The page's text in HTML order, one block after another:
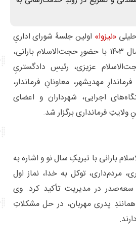
«نیزوا» اولین جلسۀ شورای اداریِ
شهرستانِ مهدیشهر در سال ۱۴۰۳ با حضورِ حجت‌الاسلام بارانی،
عزیزی، رئیسِ دادگستریِ
مهدیشهر، معاونانِ فرماندار،
اجرایی، شهرداران و اعضای
فرمانداری برگزار شد.
بارانی با تبریکِ سال نو و اشاره به
مردم‌داری، توکل به خدا، نماز اول
در مدیریت تأکید کرد. وی
پدری مهربان، در حل مشکلاتِ